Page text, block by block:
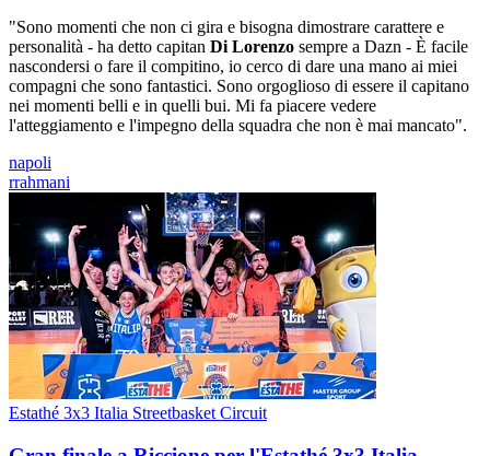
"Sono momenti che non ci gira e bisogna dimostrare carattere e
personalità - ha detto capitan Di Lorenzo sempre a Dazn - È facile
nascondersi o fare il compitino, io cerco di dare una mano ai miei
compagni che sono fantastici. Sono orgoglioso di essere il capitano
nei momenti belli e in quelli bui. Mi fa piacere vedere
l'atteggiamento e l'impegno della squadra che non è mai mancato".
napoli
rrahmani
Estathé 3x3 Italia Streetbasket Circuit